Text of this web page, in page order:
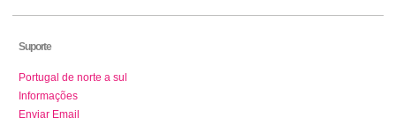
Suporte
Portugal de norte a sul
Informações
Enviar Email